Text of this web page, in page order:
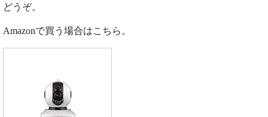
どうぞ。
Amazonで買う場合はこちら。